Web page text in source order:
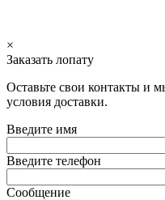
×
Заказать лопату
Оставьте свои контакты и
условия доставки.
Введите имя
Введите телефон
Сообщение